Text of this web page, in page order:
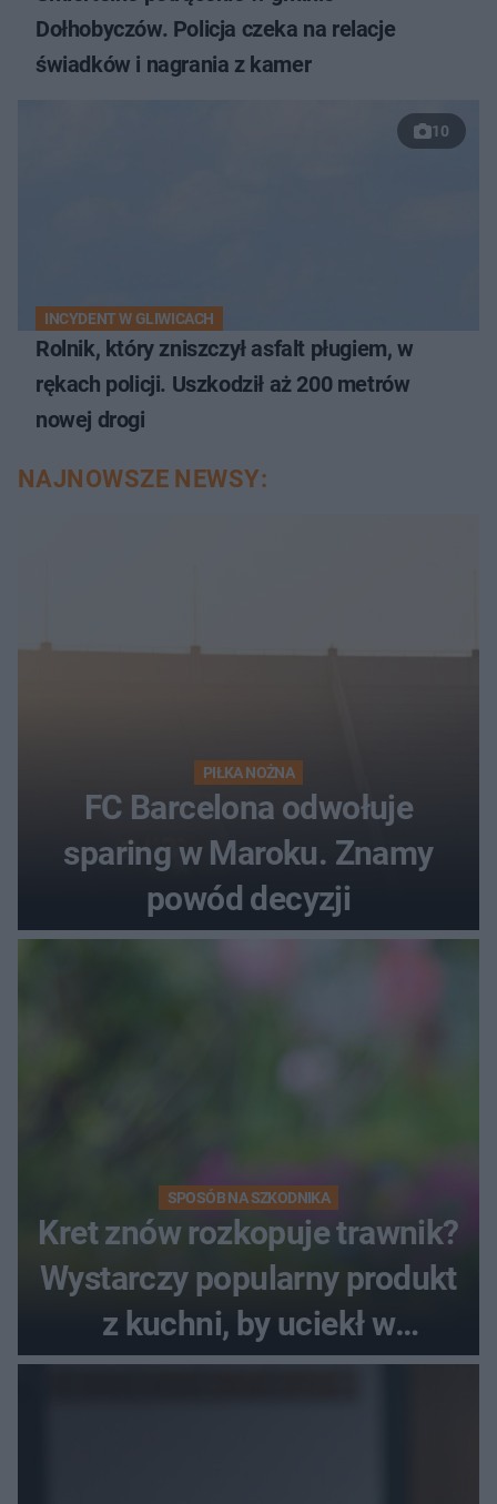
Dołhobyczów. Policja czeka na relacje
świadków i nagrania z kamer
10
INCYDENT W GLIWICACH
Rolnik, który zniszczył asfalt pługiem, w
rękach policji. Uszkodził aż 200 metrów
nowej drogi
NAJNOWSZE NEWSY:
PIŁKA NOŻNA
FC Barcelona odwołuje
sparing w Maroku. Znamy
powód decyzji
SPOSÓB NA SZKODNIKA
Kret znów rozkopuje trawnik?
Wystarczy popularny produkt
z kuchni, by uciekł w
popłochu